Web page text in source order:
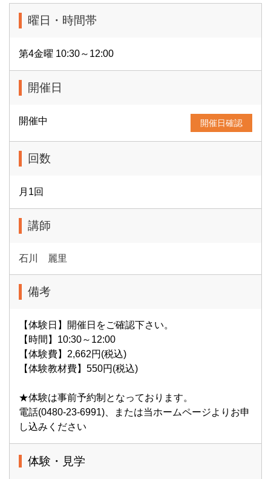
曜日・時間帯
第4金曜 10:30～12:00
開催日
開催中 開催日確認
回数
月1回
講師
石川 麗里
備考
【体験日】開催日をご確認下さい。
【時間】10:30～12:00
【体験費】2,662円(税込)
【体験教材費】550円(税込)
★体験は事前予約制となっております。
電話(0480-23-6991)、または当ホームページよりお申
し込みください
体験・見学